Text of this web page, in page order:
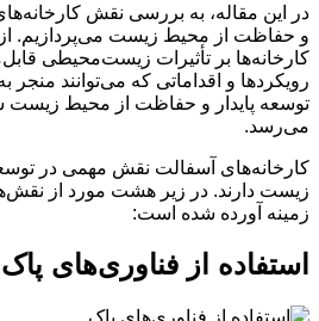
در این مقاله، به بررسی نقش
و حفاظت از محیط زیست می‌پردازیم. از
کارخانه‌ها بر تأثیرات زیست‌محیطی
رویکردها و اقداماتی که می‌توانند منجر
توسعه پایدار و حفاظت از محیط زیست
می‌رسد.
کارخانه‌های آسفالت نقش مهمی در
زیست دارند. در زیر هشت مورد از
زمینه آورده شده است:
استفاده از فناوری‌های پاک